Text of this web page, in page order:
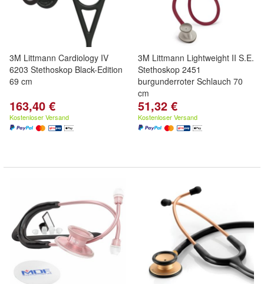
3M Littmann Cardiology IV
6203 Stethoskop Black-Edition
69 cm
163,40 €
Kostenloser Versand
3M Littmann Lightweight II S.E.
Stethoskop 2451
burgunderroter Schlauch 70
cm
51,32 €
Kostenloser Versand